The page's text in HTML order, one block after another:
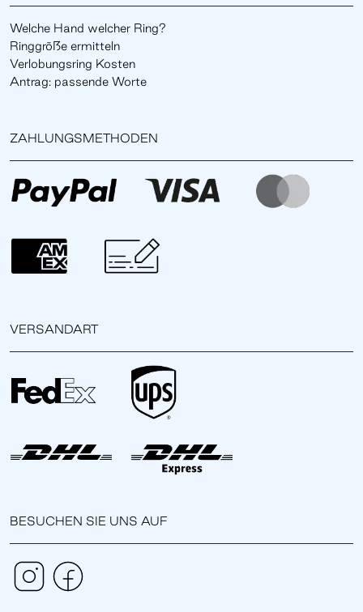
Welche Hand welcher Ring?
Ringgröße ermitteln
Verlobungsring Kosten
Antrag: passende Worte
ZAHLUNGSMETHODEN
VERSANDART
BESUCHEN SIE UNS AUF